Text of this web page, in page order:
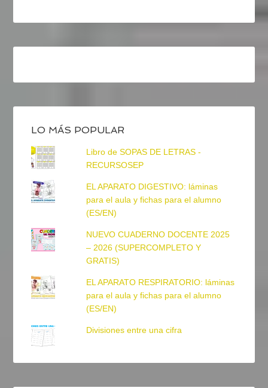
LO MÁS POPULAR
Libro de SOPAS DE LETRAS -
RECURSOSEP
EL APARATO DIGESTIVO: láminas
para el aula y fichas para el alumno
(ES/EN)
NUEVO CUADERNO DOCENTE 2025
– 2026 (SUPERCOMPLETO Y
GRATIS)
EL APARATO RESPIRATORIO: láminas
para el aula y fichas para el alumno
(ES/EN)
Divisiones entre una cifra